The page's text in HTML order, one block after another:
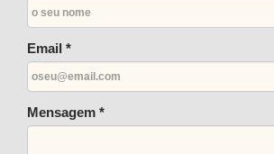
Email *
Mensagem *